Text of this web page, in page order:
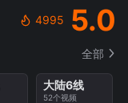
4995 5.0
全部
大陆6线
52个视频